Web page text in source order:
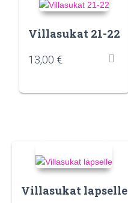
Villasukat 21-22
13,00 €
Villasukat lapselle